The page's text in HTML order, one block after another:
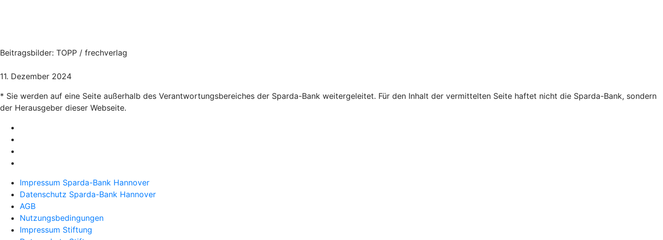
Beitragsbilder: TOPP / frechverlag
11. Dezember 2024
* Sie werden auf eine Seite außerhalb des Verantwortungsbereiches der Sparda-Bank weitergeleitet. Für den Inhalt der vermittelten Seite haftet nicht die Sparda-Bank, sondern
der Herausgeber dieser Webseite.
Impressum Sparda-Bank Hannover
Datenschutz Sparda-Bank Hannover
AGB
Nutzungsbedingungen
Impressum Stiftung